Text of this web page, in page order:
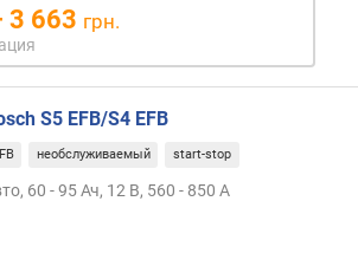
3 663 грн.
S5 EFB/S4 EFB
необслуживаемый start-stop
60 - 95 Ач, 12 В, 560 - 850 А